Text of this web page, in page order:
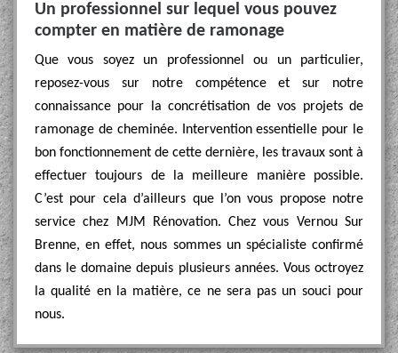
Un professionnel sur lequel vous pouvez
compter en matière de ramonage
Que vous soyez un professionnel ou un particulier,
reposez-vous sur notre compétence et sur notre
connaissance pour la concrétisation de vos projets de
ramonage de cheminée. Intervention essentielle pour le
bon fonctionnement de cette dernière, les travaux sont à
effectuer toujours de la meilleure manière possible.
C’est pour cela d’ailleurs que l’on vous propose notre
service chez MJM Rénovation. Chez vous Vernou Sur
Brenne, en effet, nous sommes un spécialiste confirmé
dans le domaine depuis plusieurs années. Vous octroyez
la qualité en la matière, ce ne sera pas un souci pour
nous.